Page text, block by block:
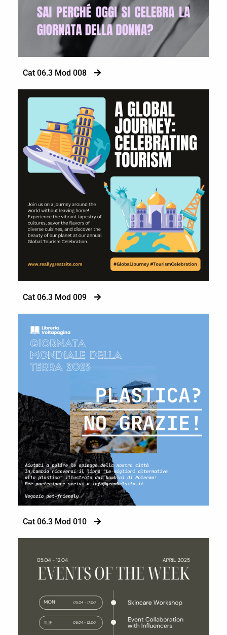
Cat 06.3 Mod 008
Cat 06.3 Mod 009
Cat 06.3 Mod 010